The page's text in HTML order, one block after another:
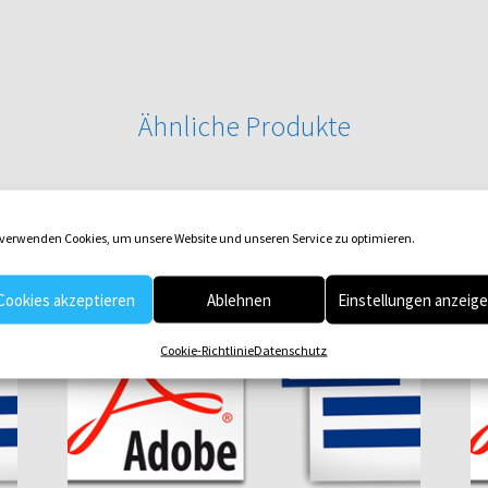
Cookies, um unsere Website und unseren Service zu optimieren.
akzeptieren Ablehnen Einstellungen
Cookie-RichtlinieDatenschutz
Ähnliche Produkte